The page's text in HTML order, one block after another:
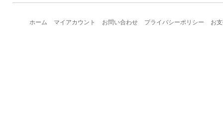
ホーム マイアカウント お問い合わせ プライバシーポリシー お